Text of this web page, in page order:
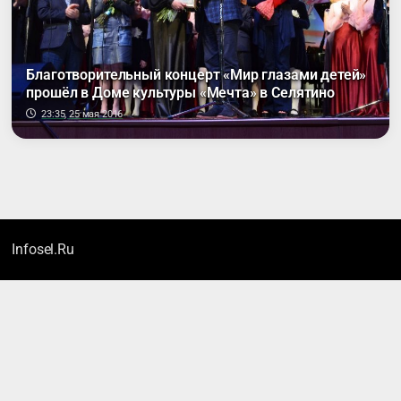
Благотворительный концерт «Мир глазами детей»
прошёл в Доме культуры «Мечта» в Селятино
23:35, 25 мая 2016
Infosel.Ru